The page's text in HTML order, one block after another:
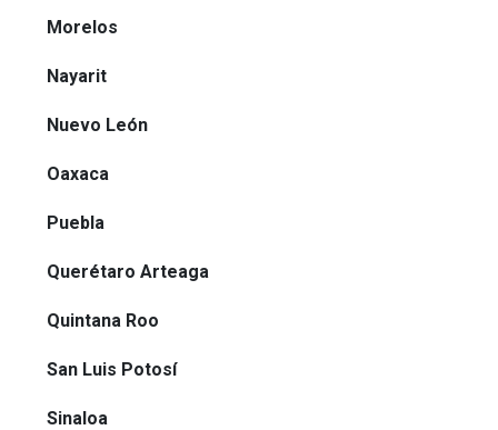
Morelos
Nayarit
Nuevo León
Oaxaca
Puebla
Querétaro Arteaga
Quintana Roo
San Luis Potosí
Sinaloa